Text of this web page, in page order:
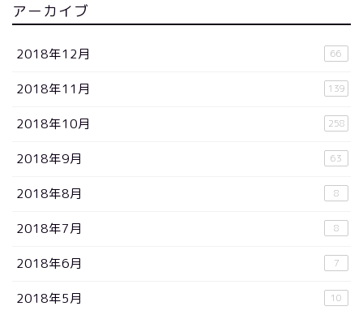
アーカイブ
2018年12月 66
2018年11月 139
2018年10月 258
2018年9月 63
2018年8月 8
2018年7月 8
2018年6月 7
2018年5月 10